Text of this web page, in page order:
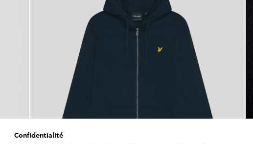
Confidentialité